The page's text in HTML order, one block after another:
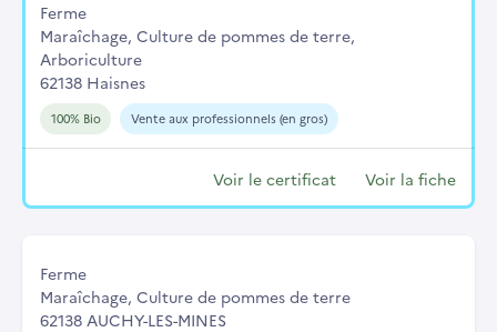
Ferme
Maraîchage, Culture de pommes de terre,
Arboriculture
62138 Haisnes
100% Bio Vente aux professionnels (en gros)
Voir le certificat Voir la fiche
Ferme
Maraîchage, Culture de pommes de terre
62138 AUCHY-LES-MINES